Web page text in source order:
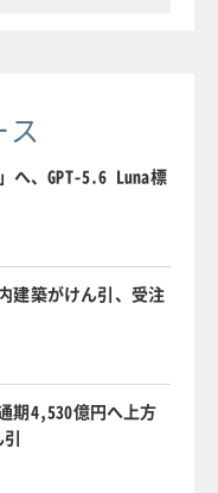
ス
へ、GPT-5.6 Luna標
建築がけん引、受注
期4,530億円へ上方